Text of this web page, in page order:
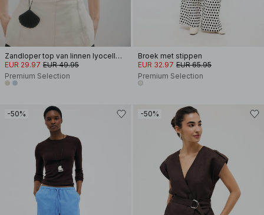
Zandloper top van linnen lyocellmix met naaddetail
EUR 29.97 EUR 49.95
Premium Selection
Broek met stippen
EUR 32.97 EUR 65.95
Premium Selection
-50% -50%